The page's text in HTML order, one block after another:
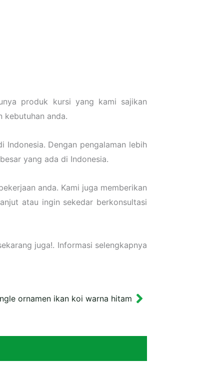
produk kursi yang kami sajikan
kebutuhan anda.
Dengan pengalaman lebih
yang ada di Indonesia.
anda. Kami juga memberikan
atau ingin sekedar berkonsultasi
juga!. Informasi selengkapnya
ornamen ikan koi warna hitam Next